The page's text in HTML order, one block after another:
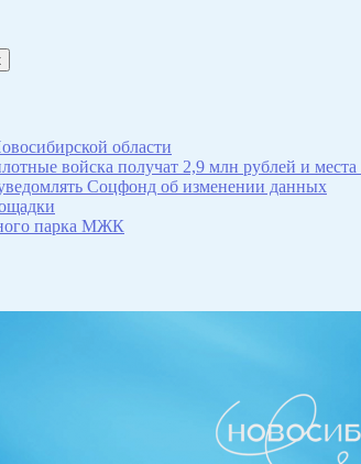
области
войска получат 2,9 млн рублей и места
Соцфонд об изменении данных
парка МЖК